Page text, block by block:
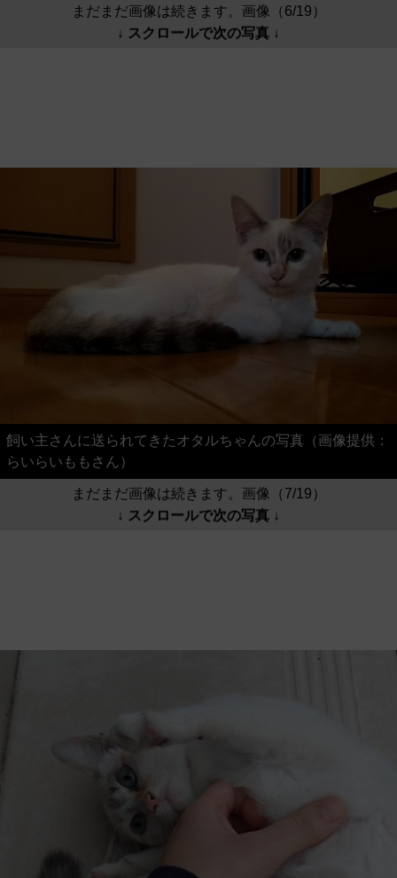
まだまだ画像は続きます。画像（6/19）
↓ スクロールで次の写真 ↓
飼い主さんに送られてきたオタルちゃんの写真（画像提供：
らいらいももさん）
まだまだ画像は続きます。画像（7/19）
↓ スクロールで次の写真 ↓